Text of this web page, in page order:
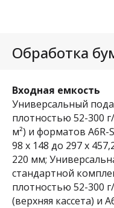
Обработка
Входная емкость
Универсальный
плотностью 52-300
м²) и форматов A6R-
98 x 148 до 297 x
220 мм;
стандартной
плотностью 52-300
(верхняя кассета) и